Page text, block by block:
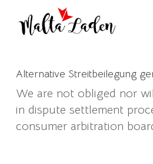
Alternative Streitbeilegung
We are not obliged nor
in dispute settlement
consumer arbitration